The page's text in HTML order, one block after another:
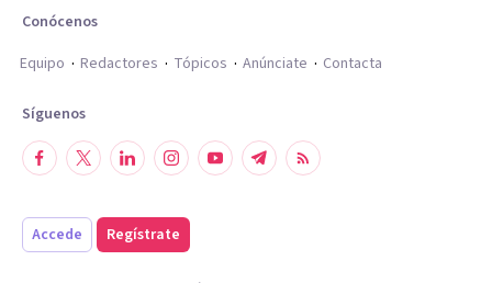
Conócenos
Equipo
Redactores Tópicos Anúnciate Contacta
Síguenos
Accede Regístrate